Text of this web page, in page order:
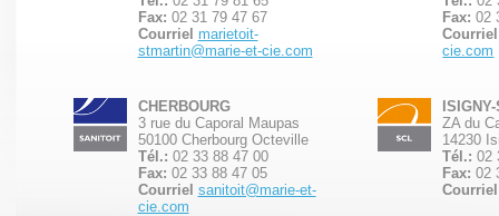
Fax: 02 31 79 47 67
Courriel marietoit-
stmartin@marie-et-cie.com
Fax: 02
Courriel
cie.com
CHERBOURG
3 rue du Caporal Maupas
50100 Cherbourg Octeville
Tél.: 02 33 88 47 00
Fax: 02 33 88 47 05
Courriel sanitoit@marie-et-
cie.com
ZA du
14230
Tél.: 02
Fax: 02
Courriel